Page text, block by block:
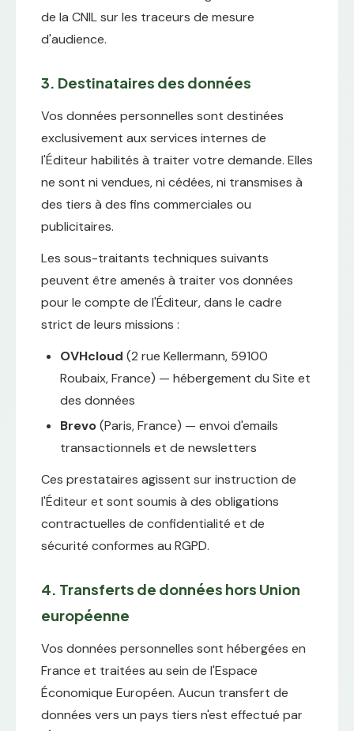
de la CNIL sur les traceurs de mesure
d'audience.
3. Destinataires des données
Vos données personnelles sont destinées
exclusivement aux services internes de
l'Éditeur habilités à traiter votre demande. Elles
ne sont ni vendues, ni cédées, ni transmises à
des tiers à des fins commerciales ou
publicitaires.
Les sous-traitants techniques suivants
peuvent être amenés à traiter vos données
pour le compte de l'Éditeur, dans le cadre
strict de leurs missions :
OVHcloud (2 rue Kellermann, 59100
Roubaix, France) — hébergement du Site et
des données
Brevo(Paris, France) — envoi d'emails
transactionnels et de newsletters
Ces prestataires agissent sur instruction de
l'Éditeur et sont soumis à des obligations
contractuelles de confidentialité et de
sécurité conformes au RGPD.
4. Transferts de données hors Union
européenne
Vos données personnelles sont hébergées en
France et traitées au sein de l'Espace
Économique Européen. Aucun transfert de
données vers un pays tiers n'est effectué par